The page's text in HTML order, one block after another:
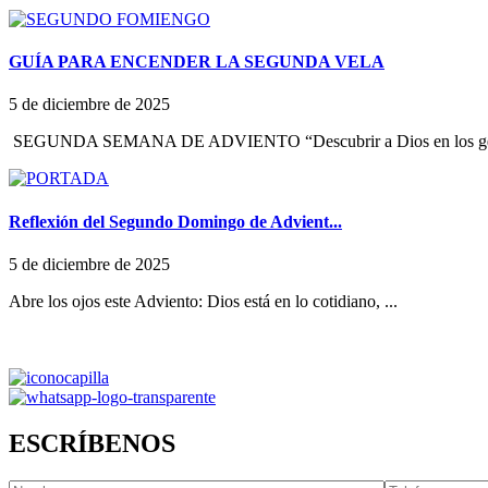
GUÍA PARA ENCENDER LA SEGUNDA VELA
5 de diciembre de 2025
SEGUNDA SEMANA DE ADVIENTO “Descubrir a Dios en los
Reflexión del Segundo Domingo de Advient...
5 de diciembre de 2025
Abre los ojos este Adviento: Dios está en lo cotidiano, ...
ESCRÍBENOS